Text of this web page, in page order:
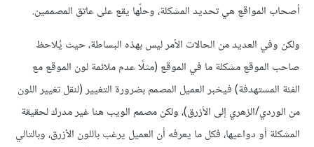
أصحاب المواقع هي تحديد المشكلة، وحلّها يقع على عاتق المصممين.
ولكن وفي العديد من الحالات الأمر ليس بهذه البساطة، حيث يُلاحظ
صاحب الموقع مشكلة ما في الموقع (مثلًا عدم ملائمة لون الموقع مع
الفئة المستهدفة) فيخبر العميل المصمم بضرورة التغيير (لنقل تغيير اللون
من الوردي/الزهري إلى الأزرق)، ولكن مصمم الويب هنا غير مدرك لحقيقة
المشكلة أو دواعيها، فكل ما يعرفه أن العميل يرغب باللون الأزرق، وبالتالي